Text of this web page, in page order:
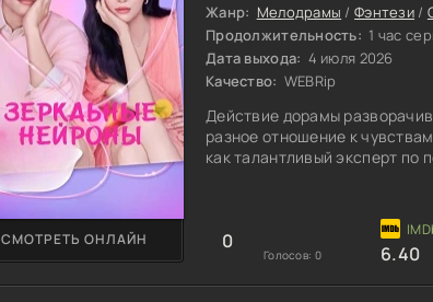
Жанр: Мелодрамы /Фэнтези /
Продолжительность: 1 час
Дата выхода: 4 июля 2026
Качество: WEBRip
Действие дорамы
разное отношение к
как талантливый эксперт по
СМОТРЕТЬ ОНЛАЙН 0
Голосов: 0 6.40